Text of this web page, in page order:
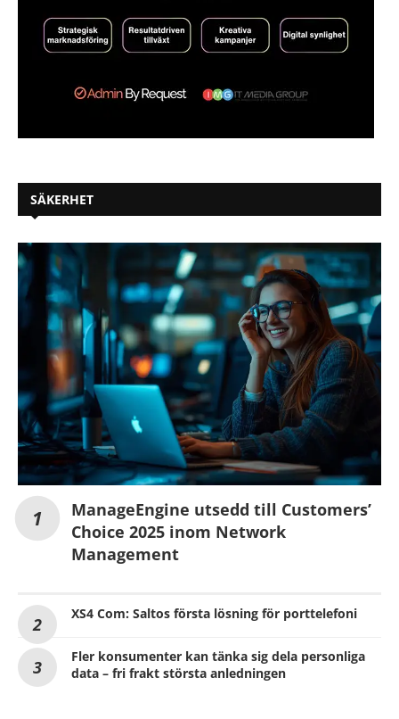
SÄKERHET
ManageEngine utsedd till Customers’
Choice 2025 inom Network
Management
XS4 Com: Saltos första lösning för porttelefoni
Fler konsumenter kan tänka sig dela personliga
data – fri frakt största anledningen